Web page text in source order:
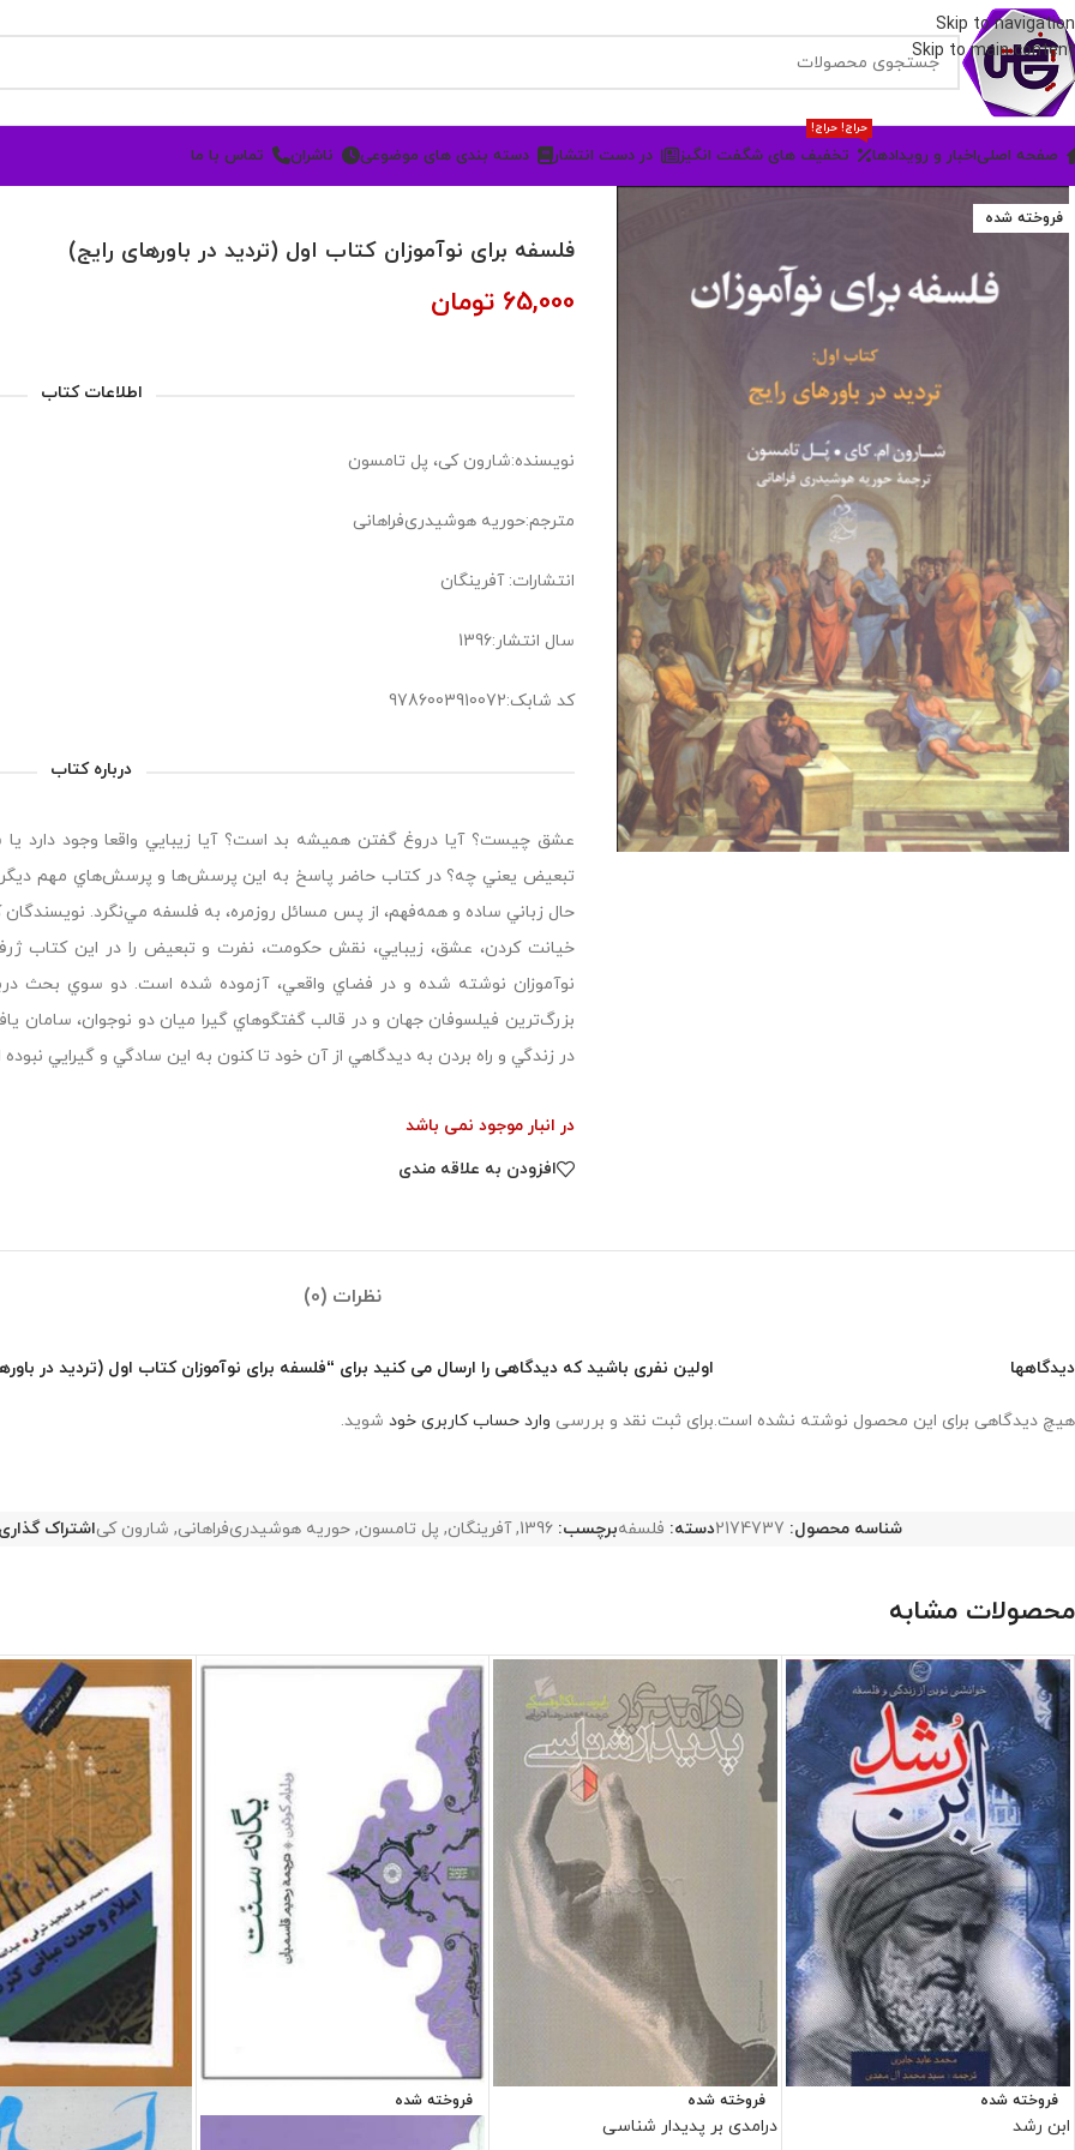
Skip to navigation
Skip to main content
صفحه اصلیاخبار و رویدادها تخفیف های شگفت انگیز
حراج! حراج!
در دست انتشار دسته بندی های موضوعی ناشران تماس با ما
فروخته شده
فلسفه برای نوآموزان کتاب اول (تردید در باورهای رایج)
65,000 تومان
اطلاعات کتاب
نویسنده:شارون کی، پل تامسون
مترجم:حوریه هوشیدری‌فراهانی
انتشارات: آفرینگان
سال انتشار:1396
کد شابک:9786003910072
درباره کتاب
عشق چيست؟ آيا دروغ گفتن هميشه بد است؟ آيا زيبايي واقعا وجود دارد
تبعيض يعني چه؟ در كتاب حاضر پاسخ به اين پرسش‌ها و پرسش‌هاي مهم
حال زباني ساده و همه‌فهم، از پس مسائل روزمره، به فلسفه مي‌نگرد.
خيانت كردن، عشق، زيبايي، نقش حكومت، نفرت و تبعيض را در اين كتاب
نوآموزان نوشته شده و در فضاي واقعي، آزموده شده است. دو سوي بحث
بزرگ‌ترين فيلسوفان جهان و در قالب گفتگوهاي گيرا ميان دو نوجوان، سامان
در زندگي و راه بردن به ديدگاهي از آن خود تا كنون به اين سادگي و گيرايي
در انبار موجود نمی باشد
افزودن به علاقه مندی
نظرات (0)
دیدگاهها
هیچ دیدگاهی برای این محصول نوشته نشده است.
اولین نفری باشید که دیدگاهی را ارسال می کنید برای “فلسفه برای نوآموزان کتاب اول (تردید در
برای ثبت نقد و بررسی وارد حساب کاربری خود شوید.
شناسه محصول: 2174737دسته: فلسفهبرچسب: 1396
, آفرینگان, پل تامسون, حوریه هوشیدری‌فراهانی, شارون کیاشتراک
محصولات مشابه
فروخته شده
ابن رشد
فروخته شده
درامدی بر پدیدار شناسی
فروخته شده